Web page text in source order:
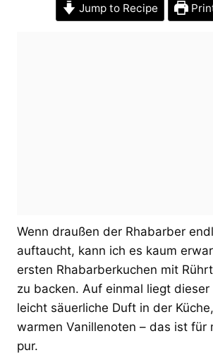
Jump to Recipe
Wenn draußen der Rhabarber
auftaucht, kann ich es kaum
ersten Rhabarberkuchen mit
zu backen. Auf einmal liegt
leicht säuerliche Duft in der
warmen Vanillenoten – das ist für
pur.